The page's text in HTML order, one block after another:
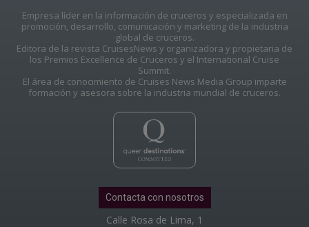
Empresa líder en la información de cruceros y especializada en
promoción, desarrollo, comunicación y marketing de la industria
global de cruceros.
Editora de la revista CruisesNews y organizadora y propietaria de
los Premios Excellence de Cruceros y el International Cruise
Summit.
El área de conocimiento de Cruises News Media Group imparte
formación y asesora sobre la industria mundial de cruceros.
Contacta con nosotros
Calle Rosa de Lima, 1